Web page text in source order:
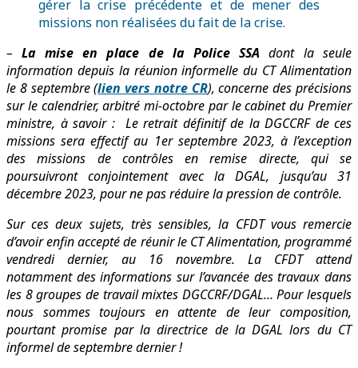
gérer la crise précédente et de mener des
missions non réalisées du fait de la crise.
–La mise en place de la Police SSA dont la seule
information depuis la réunion informelle du CT Alimentation
le 8 septembre (lien vers notre CR), concerne des précisions
sur le calendrier, arbitré mi-octobre par le cabinet du Premier
ministre, à savoir : Le retrait définitif de la DGCCRF de ces
missions sera effectif au 1er septembre 2023, à l’exception
des missions de contrôles en remise directe, qui se
poursuivront conjointement avec la DGAL, jusqu’au 31
décembre 2023, pour ne pas réduire la pression de contrôle.
Sur ces deux sujets, très sensibles, la CFDT vous remercie
d’avoir enfin accepté de réunir le CT Alimentation, programmé
vendredi dernier, au 16 novembre. La CFDT attend
notamment des informations sur l’avancée des travaux dans
les 8 groupes de travail mixtes DGCCRF/DGAL… Pour lesquels
nous sommes toujours en attente de leur composition,
pourtant promise par la directrice de la DGAL lors du CT
informel de septembre dernier !